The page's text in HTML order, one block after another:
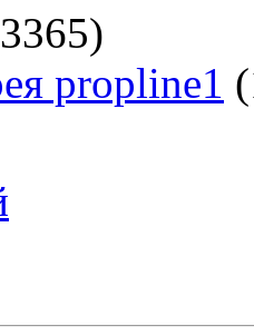
propline1